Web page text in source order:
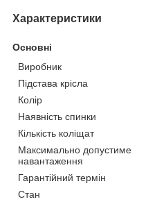
Характеристики
Основні
Виробник
Підстава крісла
Колір
Наявність спинки
Кількість коліщат
Максимально допустиме
навантаження
Гарантійний термін
Стан